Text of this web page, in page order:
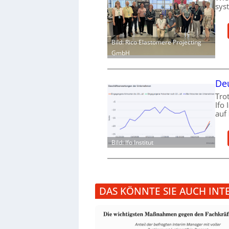
Bild: Rico Elastomere Projecting
GmbH
Bild: Ifo Institut
Ifo
auf
DAS KÖNNTE SIE AUCH